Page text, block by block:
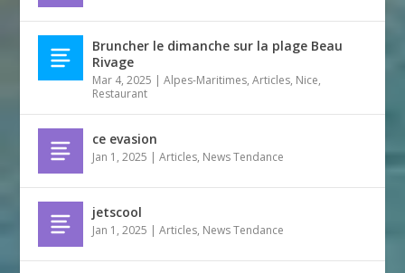
Bruncher le dimanche sur la plage Beau
Rivage
Mar 4, 2025 |Alpes-Maritimes,Articles, Nice,
Restaurant
ce evasion
Jan 1, 2025 |Articles, News Tendance
jetscool
Jan 1, 2025 |Articles, News Tendance